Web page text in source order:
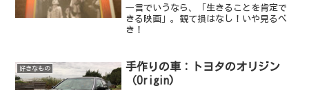
一言でいうなら、「生きることを肯定で
きる映画」。観て損はなし！いや見るべ
き！
好きなもの
手作りの車：トヨタのオリジン
（Origin)